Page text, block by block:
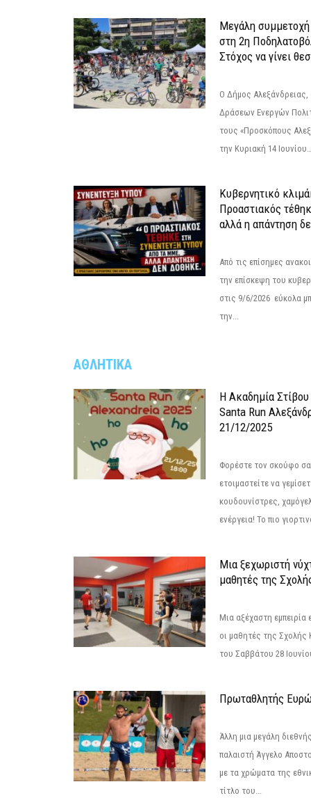
Μεγάλη συμμετοχή
στη 2η
Στόχος να γίνει
Ο Δήμος Αλεξάνδρειας,
Δράσεων Ενεργών
τους «Προσκόπους
την Κυριακή 14
Κυβερνητικό
Προαστιακός
αλλά η απάντηση
Από τις επίσημες
την επίσκεψη του
στις 9/6/2026 εύκολα
την...
ΑΘΛΗΤΙΚΑ
Η Ακαδημία
Santa Run
21/12/2025
Φορέστε τον σκούφο
ετοιμαστείτε να
κουδουνίστρες,
ενέργεια! Το πιο
Μια ξεχωριστή
μαθητές της
Μια αξέχαστη εμπειρία
οι μαθητές της
του Σαββάτου 28
Πρωταθλητής
Άλλη μια μεγάλη
παλαιστή Άγγελο
με τα χρώματα της
τίτλο του...